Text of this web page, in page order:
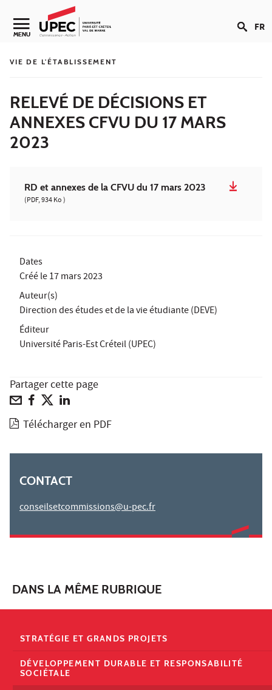
Aller au contenu
Navigation secondaire
MENU FR
VIE DE L'ÉTABLISSEMENT
RELEVÉ DE DÉCISIONS ET
ANNEXES CFVU DU 17 MARS
2023
RD et annexes de la CFVU du 17 mars 2023
(PDF, 934 Ko )
Dates
Créé le17 mars 2023
Auteur(s)
Direction des études et de la vie étudiante (DEVE)
Éditeur
Université Paris-Est Créteil (UPEC)
Partager cette page
Télécharger en PDF
CONTACT
conseilsetcommissions@u-pec.fr
DANS LA MÊME RUBRIQUE
STRATÉGIE ET GRANDS PROJETS
DÉVELOPPEMENT DURABLE ET RESPONSABILITÉ
SOCIÉTALE